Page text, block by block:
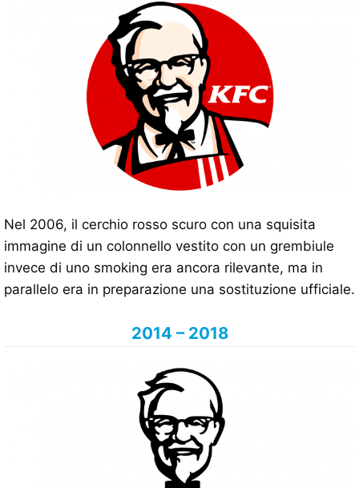
Nel 2006, il cerchio rosso scuro con una squisita
immagine di un colonnello vestito con un grembiule
invece di uno smoking era ancora rilevante, ma in
parallelo era in preparazione una sostituzione ufficiale.
2014 – 2018